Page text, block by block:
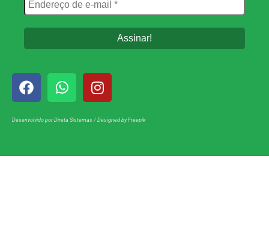
Desenvolvido por Direta Sistemas / Designed by Freepik